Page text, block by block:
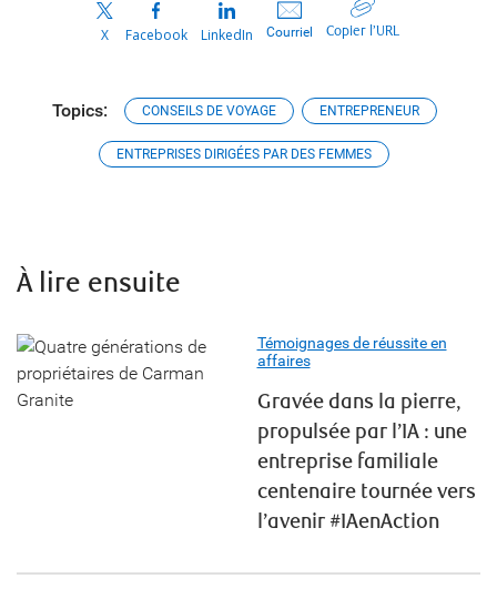
X Facebook LinkedIn Courriel Copier l’URL
Topics: CONSEILS DE VOYAGE ENTREPRENEUR
ENTREPRISES DIRIGÉES PAR DES FEMMES
À lire ensuite
Témoignages de réussite en
affaires
Gravée dans la pierre,
propulsée par l’IA : une
entreprise familiale
centenaire tournée vers
l’avenir #IAenAction